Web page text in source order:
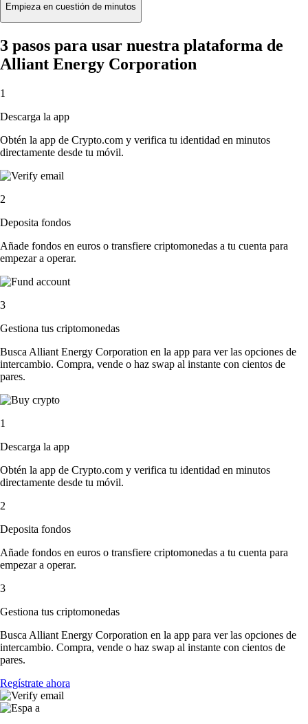
Empieza en cuestión de minutos
3 pasos para usar nuestra plataforma de
Alliant Energy Corporation
1
Descarga la app
Obtén la app de Crypto.com y verifica tu identidad en minutos
directamente desde tu móvil.
2
Deposita fondos
Añade fondos en euros o transfiere criptomonedas a tu cuenta para
empezar a operar.
3
Gestiona tus criptomonedas
Busca Alliant Energy Corporation en la app para ver las opciones de
intercambio. Compra, vende o haz swap al instante con cientos de
pares.
1
Descarga la app
Obtén la app de Crypto.com y verifica tu identidad en minutos
directamente desde tu móvil.
2
Deposita fondos
Añade fondos en euros o transfiere criptomonedas a tu cuenta para
empezar a operar.
3
Gestiona tus criptomonedas
Busca Alliant Energy Corporation en la app para ver las opciones de
intercambio. Compra, vende o haz swap al instante con cientos de
pares.
Regístrate ahora